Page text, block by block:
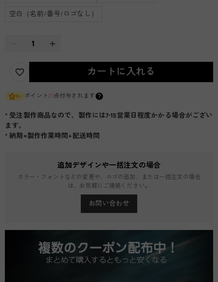
空白（名前/番号/ロゴなし）
カートに入れる
1× ポイント 27点付与されます
* 受注製作商品なので、製作には7-15営業日程度かかる場合がござい
ます。
* 納期=製作作業時間+配送時間
追加デザインや一括注文の場合
カラー・フォントなどの変更や、ロゴの追加、または一括注文の場合
は、お気軽にご連絡ください。
お問い合わせ